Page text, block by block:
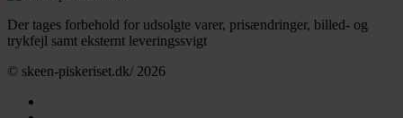
Der tages forbehold for udsolgte varer, prisændringer, billed- og
trykfejl samt eksternt leveringssvigt
© skeen-piskeriset.dk/ 2026